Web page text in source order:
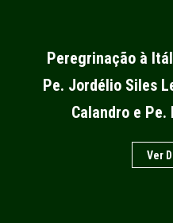
Peregrinação à
Pe. Jordélio Siles
Calandro e Pe.
Ver